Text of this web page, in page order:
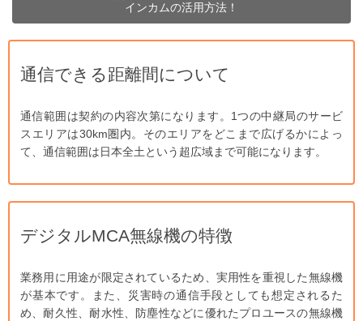
インカムの活用方法！
通信できる距離間について
通信範囲は契約の内容次第になります。1つの中継局のサービ
スエリアは30km圏内。そのエリアをどこまで広げるかによっ
て、通信範囲は日本全土という超広域まで可能になります。
デジタルMCA無線機の特徴
業務用に用途が限定されているため、実用性を重視した無線機
が基本です。また、災害時の通信手段としても想定されるた
め、耐久性、耐水性、防塵性などに優れたプロユースの無線機